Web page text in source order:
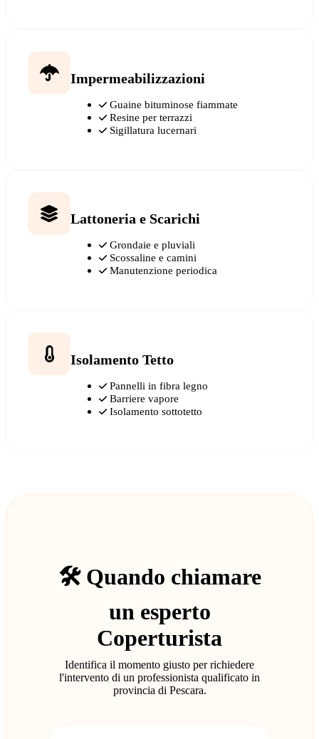
Impermeabilizzazioni
Guaine bituminose fiammate
Resine per terrazzi
Sigillatura lucernari
Lattoneria e Scarichi
Grondaie e pluviali
Scossaline e camini
Manutenzione periodica
Isolamento Tetto
Pannelli in fibra legno
Barriere vapore
Isolamento sottotetto
🛠️ Quando chiamare
un esperto
Coperturista
Identifica il momento giusto per richiedere
l'intervento di un professionista qualificato in
provincia di Pescara.